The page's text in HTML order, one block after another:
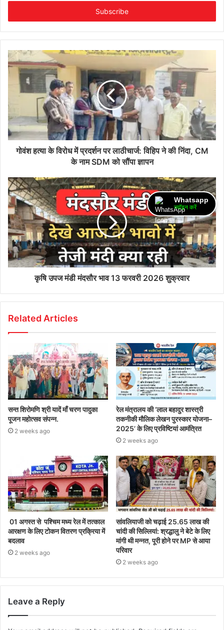
गोवंश हत्या के विरोध में प्रदर्शन पर लाठीचार्ज: विहिप ने की निंदा, CM
के नाम SDM को सौंपा ज्ञापन
कृषि उपज मंडी मंदसौर भाव 13 फरवरी 2026 शुक्रवार
Related Articles
सन्त शिरोमणि श्री यादें माँ चरण पादुका
पूजन महोत्सव संपन्न.
2 weeks ago
रेल मंत्रालय की ‘लाल बहादुर शास्त्री
तकनीकी मौलिक लेखन पुरस्कार योजना–
2025’ के लिए प्रविष्टियां आमंत्रित
2 weeks ago
01 अगस्त से पश्चिम मध्य रेल में तत्काल
आरक्षण के लिए टोकन वितरण प्रक्रिया में
बदलाव
2 weeks ago
सांवलियाजी को चढ़ाई 25.65 लाख की
चांदी की सिल्लियां: श्रद्धालु ने बेटे के लिए
मांगी थी मन्नत, पूरी होने पर MP से आया
परिवार
2 weeks ago
Leave a Reply
Whatsapp
ज्वॉइन करें